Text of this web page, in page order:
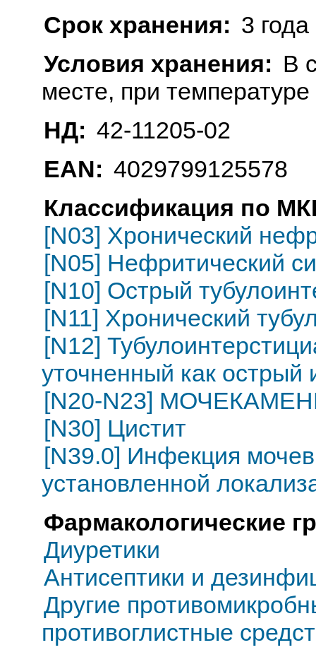
Срок хранения: 3 года
Условия хранения: В
месте, при
НД: 42-11205-02
EAN: 4029799125578
Классификация по
[N03] Хронический
[N05] Нефритический
[N10] Острый
[N11] Хронический
[N12]
уточненный как острый
[N20-N23]
[N30] Цистит
[N39.0] Инфекция
установленной
Фармакологические
Диуретики
Антисептики и
Другие
противоглистные